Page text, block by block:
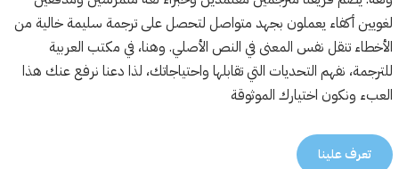
لغويين أكفاء يعملون بجهد متواصل لتحصل على ترجمة سليمة خالية من
الأخطاء تنقل نفس المعنى في النص الأصلي. وهنا، في مكتب العربية
للترجمة، نفهم التحديات التي تقابلها واحتياجاتك، لذا دعنا نرفع عنك هذا
العبء ونكون اختيارك الموثوقة
تعرف علينا